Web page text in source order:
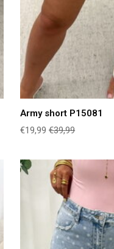
Army short P15081
€19,99 €39,99